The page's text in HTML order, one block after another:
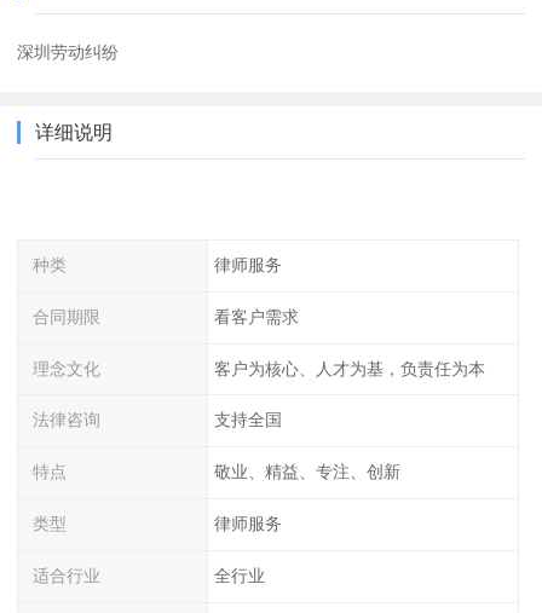
深圳劳动纠纷
详细说明
种类 律师服务
合同期限 看客户需求
理念文化 客户为核心、人才为基，负责任为本
法律咨询 支持全国
特点 敬业、精益、专注、创新
类型 律师服务
适合行业 全行业